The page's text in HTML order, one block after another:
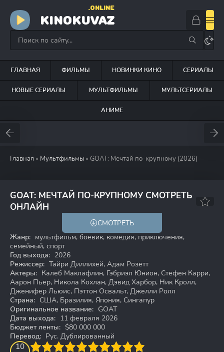
KINOKUVAZ
.ONLINE
ГЛАВНАЯ ФИЛЬМЫ НОВИНКИ КИНО СЕРИАЛЫ
НОВЫЕ СЕРИАЛЫ МУЛЬТФИЛЬМЫ МУЛЬТСЕРИАЛЫ
АНИМЕ
Главная » Мультфильмы » GOAT: Мечтай по-крупному (2026)
GOAT: МЕЧТАЙ ПО-КРУПНОМУ СМОТРЕТЬ
ОНЛАЙН
СМОТРЕТЬ
Жанр: мультфильм, боевик, комедия, приключения,
семейный, спорт
Год выхода: 2026
Режиссер: Тайри Диллихей, Адам Розетт
Актеры: Калеб Маклафлин, Гэбриэл Юнион, Стефен Карри,
Аарон Пьер, Никола Кохлан, Дэвид Харбор, Ник Кролл,
Дженифер Льюис, Пэттон Освальт, Джелли Ролл
Страна: США, Бразилия, Япония, Сингапур
Оригинальное название: GOAT
Дата выхода: 11 февраля 2026
Бюджет ленты: $80 000 000
Перевод: Рус. Дублированный
10
4 5 6 7 8 9 10